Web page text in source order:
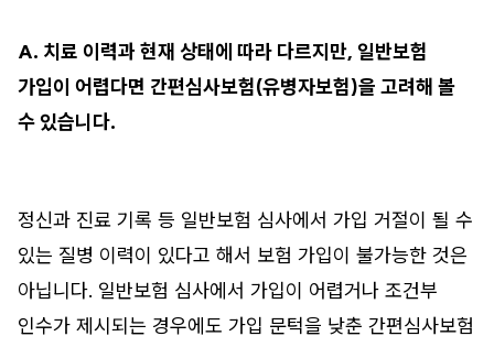
A. 치료 이력과 현재 상태에 따라 다르지만, 일반보험
가입이 어렵다면 간편심사보험(유병자보험)을 고려해 볼
수 있습니다.
정신과 진료 기록 등 일반보험 심사에서 가입 거절이 될 수
있는 질병 이력이 있다고 해서 보험 가입이 불가능한 것은
아닙니다. 일반보험 심사에서 가입이 어렵거나 조건부
인수가 제시되는 경우에도 가입 문턱을 낮춘 간편심사보험